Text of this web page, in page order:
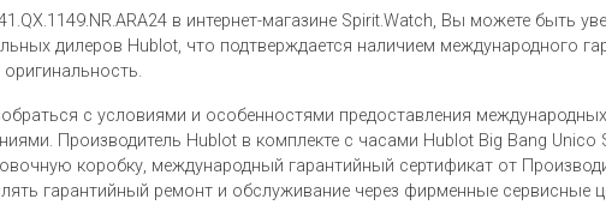
в интернет-магазине Spirit.Watch, Вы можете быть
дилеров Hublot, что подтверждается наличием международного
с условиями и особенностями предоставления международных
Производитель Hublot в комплекте с часами Hublot Big Bang Unico
коробку, международный гарантийный сертификат от
гарантийный ремонт и обслуживание через фирменные сервисные